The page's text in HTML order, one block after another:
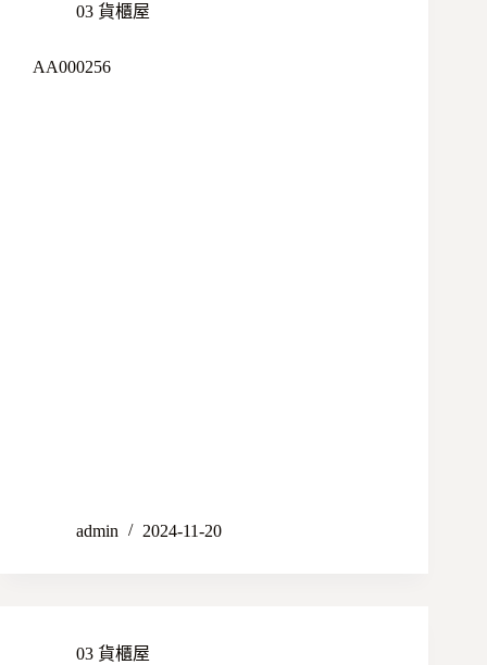
03 貨櫃屋
AA000256
admin 2024-11-20
03 貨櫃屋